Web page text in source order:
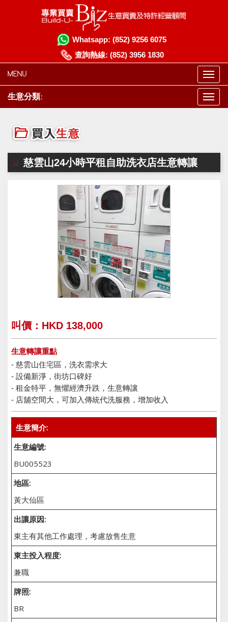
Whatsapp: (852) 9256 6075
查詢熱線: (852) 3956 1830
MENU
生意分類:
慈雲山24小時平租自助洗衣店生意轉讓
叫價：HKD 138,000
生意轉讓重點
- 慈雲山住宅區，洗衣需求大
- 設備新淨，街坊口碑好
- 租金特平，無懼經濟升跌，生意轉讓
- 店舖空間大，可加入傳統代洗服務，增加收入
生意簡介:
生意編號:
BU005523
地區:
黃大仙區
出讓原因:
東主有其他工作處理，考慮放售生意
東主投入程度:
兼職
牌照:
BR